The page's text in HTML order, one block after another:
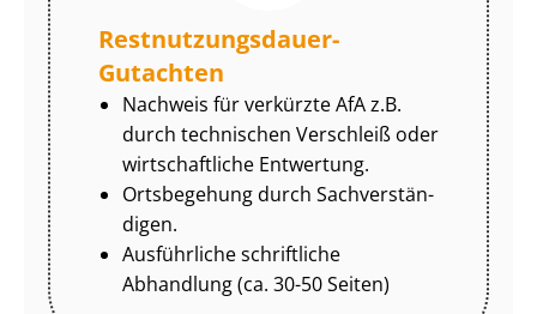
Rest­nut­zungs­dau­er-
Gutachten
Nachweis für verkürzte AfA z.B.
durch technischen Verschleiß oder
wirtschaftliche Entwertung.
Ortsbegehung durch Sach­ver­stän­
di­gen.
Ausführliche schriftliche
Abhandlung (ca. 30-50 Seiten)